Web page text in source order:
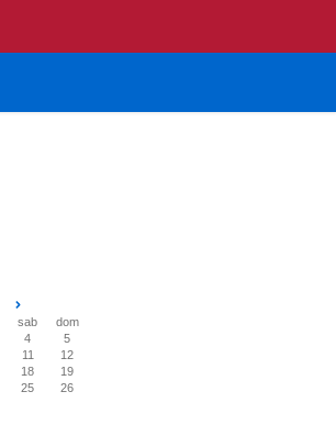
sab
dom
4
5
11
12
18
19
25
26